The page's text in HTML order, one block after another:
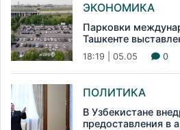
ЭКОНОМИКА
Парковки
Ташкенте
18:19 | 05.05 0
ПОЛИТИКА
В Узбекистане
предоставления в